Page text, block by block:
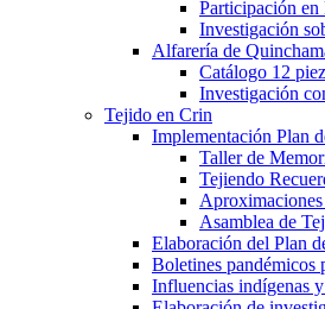
Participación
Investigación
Alfarería de
Catálogo 12
Investigación
Tejido en Crin
Implementación Plan
Taller de
Tejiendo
Asamblea de
Elaboración del Plan
Boletines pandémicos
Influencias indígenas